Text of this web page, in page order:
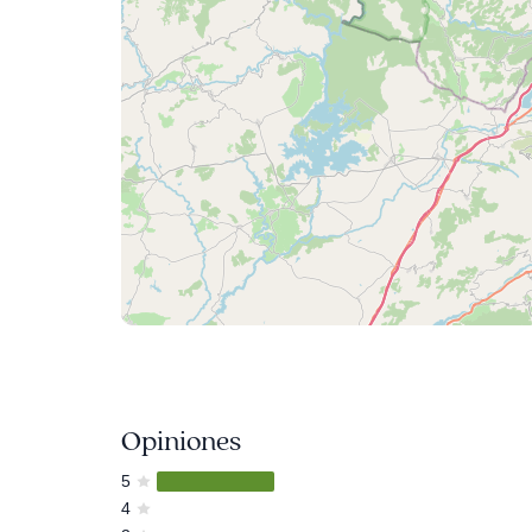
Opiniones
5
4